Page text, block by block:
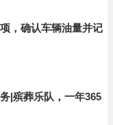
，确认车辆油量并记
|殡葬乐队，一年365